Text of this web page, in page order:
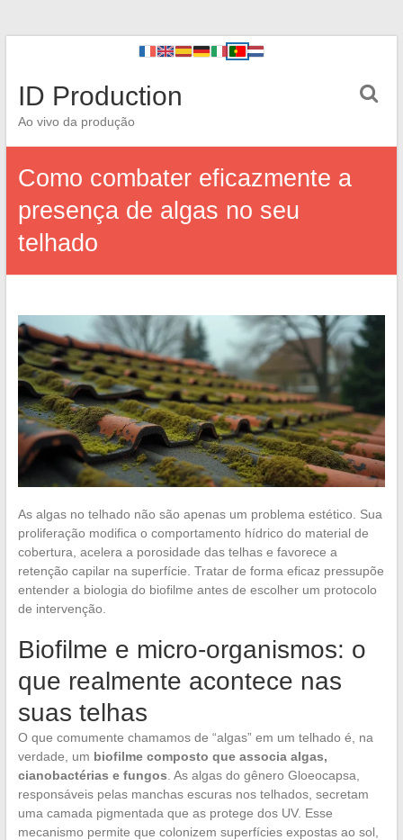
ID Production
Ao vivo da produção
Como combater eficazmente a
presença de algas no seu
telhado
As algas no telhado não são apenas um problema estético. Sua
proliferação modifica o comportamento hídrico do material de
cobertura, acelera a porosidade das telhas e favorece a
retenção capilar na superfície. Tratar de forma eficaz pressupõe
entender a biologia do biofilme antes de escolher um protocolo
de intervenção.
Biofilme e micro-organismos: o
que realmente acontece nas
suas telhas
O que comumente chamamos de “algas” em um telhado é, na
verdade, um biofilme composto que associa algas,
cianobactérias e fungos . As algas do gênero Gloeocapsa,
responsáveis pelas manchas escuras nos telhados, secretam
uma camada pigmentada que as protege dos UV. Esse
mecanismo permite que colonizem superfícies expostas ao sol,